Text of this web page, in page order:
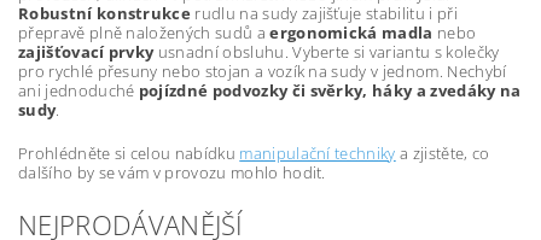
Robustní konstrukce rudlu na sudy zajišťuje stabilitu i při
přepravě plně naložených sudů aergonomická madla nebo
zajišťovací prvkyusnadní obsluhu. Vyberte si variantu s kolečky
pro rychlé přesuny nebo stojan a vozík na sudy v jednom. Nechybí
ani jednoduché pojízdné podvozky či svěrky, háky a zvedáky na
sudy.
Prohlédněte si celou nabídku manipulační techniky a zjistěte, co
dalšího by se vám v provozu mohlo hodit.
NEJPRODÁVANĚJŠÍ